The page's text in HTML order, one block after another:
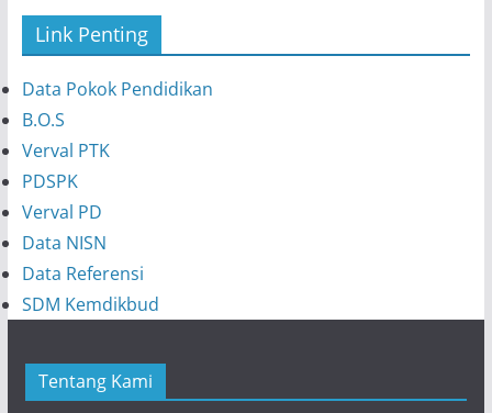
Link Penting
Data Pokok Pendidikan
B.O.S
Verval PTK
PDSPK
Verval PD
Data NISN
Data Referensi
SDM Kemdikbud
Tentang Kami